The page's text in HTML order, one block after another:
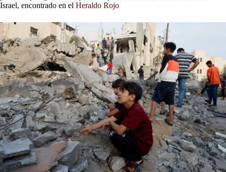
Israel, encontrado en el Heraldo Rojo